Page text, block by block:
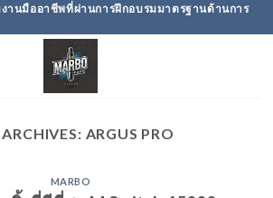
านมืออาชีพที่ผ่านการฝึกอบรมมาตรฐานด้านการ
ARGUS PRO
MARBO